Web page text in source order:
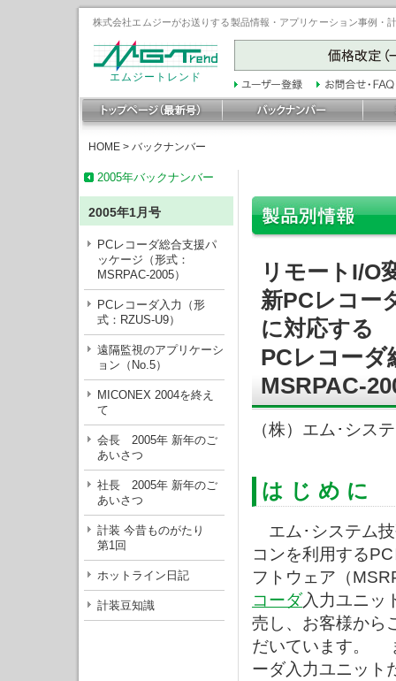
株式会社エムジーがお送りする製品情報・アプリケーション事例
エムジートレンド
HOME > バックナンバー
2005年バックナンバー
2005年1月号
PCレコーダ総合支援パ
ッケージ（形式：
MSRPAC-2005）
PCレコーダ入力（形
式：RZUS-U9）
遠隔監視のアプリケーシ
ョン（No.5）
MICONEX 2004を終え
て
会長 2005年 新年のご
あいさつ
社長 2005年 新年のご
あいさつ
計装 今昔ものがたり
第1回
ホットライン日記
計装豆知識
リモートI/O
新PCレコー
に対応する
PCレコーダ
MSRPAC-
（株）エム･シス
は じ め に
エム･システム
コンを利用する
フトウェア（
コーダ入力ユニッ
売し、お客様から
だいています。
ーダ入力ユニット